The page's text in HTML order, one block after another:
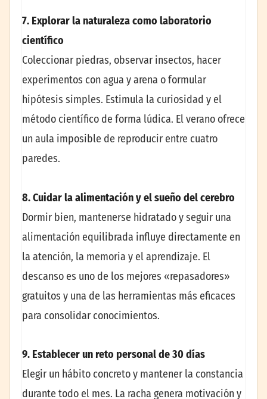
7. Explorar la naturaleza como laboratorio
científico
Coleccionar piedras, observar insectos, hacer
experimentos con agua y arena o formular
hipótesis simples. Estimula la curiosidad y el
método científico de forma lúdica. El verano ofrece
un aula imposible de reproducir entre cuatro
paredes.
8. Cuidar la alimentación y el sueño del cerebro
Dormir bien, mantenerse hidratado y seguir una
alimentación equilibrada influye directamente en
la atención, la memoria y el aprendizaje. El
descanso es uno de los mejores «repasadores»
gratuitos y una de las herramientas más eficaces
para consolidar conocimientos.
9. Establecer un reto personal de 30 días
Elegir un hábito concreto y mantener la constancia
durante todo el mes. La racha genera motivación y